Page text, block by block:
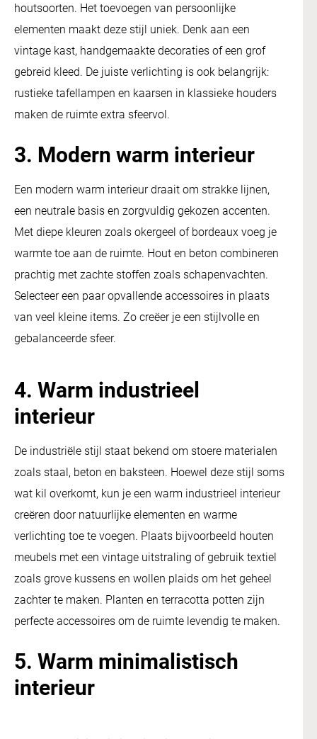
houtsoorten. Het toevoegen van persoonlijke
elementen maakt deze stijl uniek. Denk aan een
vintage kast, handgemaakte decoraties of een grof
gebreid kleed. De juiste verlichting is ook belangrijk:
rustieke tafellampen en kaarsen in klassieke houders
maken de ruimte extra sfeervol.
3. Modern warm interieur
Een modern warm interieur draait om strakke lijnen,
een neutrale basis en zorgvuldig gekozen accenten.
Met diepe kleuren zoals okergeel of bordeaux voeg je
warmte toe aan de ruimte. Hout en beton combineren
prachtig met zachte stoffen zoals schapenvachten.
Selecteer een paar opvallende accessoires in plaats
van veel kleine items. Zo creëer je een stijlvolle en
gebalanceerde sfeer.
4. Warm industrieel
interieur
De industriële stijl staat bekend om stoere materialen
zoals staal, beton en baksteen. Hoewel deze stijl soms
wat kil overkomt, kun je een warm industrieel interieur
creëren door natuurlijke elementen en warme
verlichting toe te voegen. Plaats bijvoorbeeld houten
meubels met een vintage uitstraling of gebruik textiel
zoals grove kussens en wollen plaids om het geheel
zachter te maken. Planten en terracotta potten zijn
perfecte accessoires om de ruimte levendig te maken.
5. Warm minimalistisch
interieur